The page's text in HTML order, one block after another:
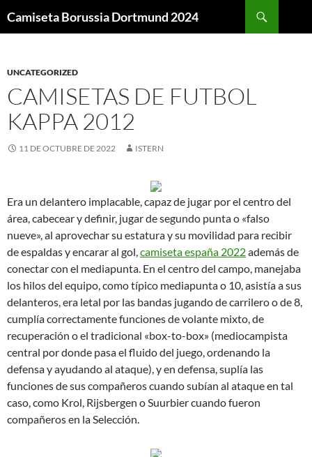
Camiseta Borussia Dortmund 2024
UNCATEGORIZED
CAMISETAS DE FUTBOL
KAPPA 2012
11 DE OCTUBRE DE 2022 ISTERN
Era un delantero implacable, capaz de jugar por el centro del
área, cabecear y definir, jugar de segundo punta o «falso
nueve», al aprovechar su estatura y su movilidad para recibir
de espaldas y encarar al gol,camiseta españa 2022además de
conectar con el mediapunta. En el centro del campo, manejaba
los hilos del equipo, como típico mediapunta o 10, asistía a sus
delanteros, era letal por las bandas jugando de carrilero o de 8,
cumplía correctamente funciones de volante mixto, de
recuperación o el tradicional «box-to-box» (mediocampista
central por donde pasa el fluido del juego, ordenando la
defensa y ayudando al ataque), y en defensa, suplía las
funciones de sus compañeros cuando subían al ataque en tal
caso, como Krol, Rijsbergen o Suurbier cuando fueron
compañeros en la Selección.